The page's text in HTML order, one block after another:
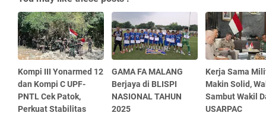
Kompi III Yonarmed 12
dan Kompi C UPF-
PNTL Cek Patok,
Perkuat Stabilitas
GAMA FA MALANG
Berjaya di BLISPI
NASIONAL TAHUN
2025
Kerja Sama
Makin Solid,
Sambut Wakil
USARPAC